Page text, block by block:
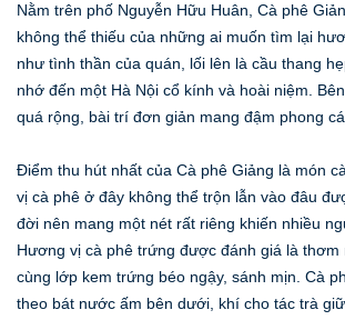
Nằm trên phố Nguyễn Hữu Huân, Cà phê
không thể thiếu của những ai muốn tìm lại
như tình thần của quán, lối lên là cầu thang
nhớ đến một Hà Nội cổ kính và hoài niệm.
quá rộng, bài trí đơn giản mang đậm phong
Điểm thu hút nhất của Cà phê Giảng là món
vị cà phê ở đây không thể trộn lẫn vào đâu
đời nên mang một nét rất riêng khiến nhiều
Hương vị cà phê trứng được đánh giá là thơm
cùng lớp kem trứng béo ngậy, sánh mịn. Cà
theo bát nước ấm bên dưới, khí cho tác trà